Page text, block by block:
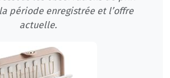
période enregistrée et l’offre
actuelle.